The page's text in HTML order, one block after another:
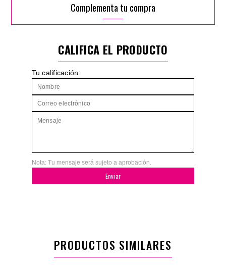
Complementa tu compra
CALIFICA EL PRODUCTO
Tu calificación:
Nota: Tu mensaje será sujeto a aprobación.
Enviar
PRODUCTOS SIMILARES